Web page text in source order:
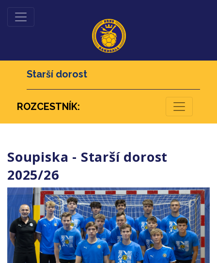
Starší dorost
ROZCESTNÍK:
Soupiska - Starší dorost
2025/26